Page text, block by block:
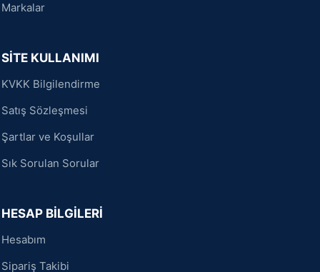
Markalar
SİTE KULLANIMI
KVKK Bilgilendirme
Satış Sözleşmesi
Şartlar ve Koşullar
Sık Sorulan Sorular
HESAP BİLGİLERİ
Hesabım
Sipariş Takibi